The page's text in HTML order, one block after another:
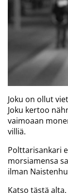
Joku on ollut
Joku kertoo
vaimoaan
villiä.
Polttarisankari
morsiamensa
ilman
Katso tästä